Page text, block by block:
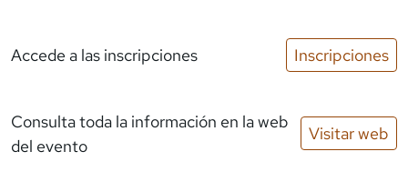
Accede a las inscripciones Inscripciones
Consulta toda la información en la web
del evento
Visitar web